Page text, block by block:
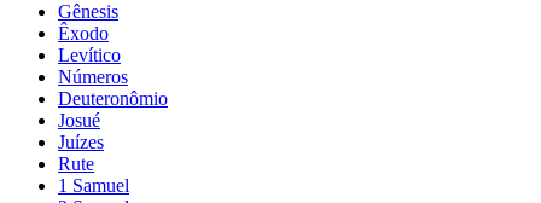
Gênesis
Êxodo
Levítico
Números
Deuteronômio
Josué
Juízes
Rute
1 Samuel